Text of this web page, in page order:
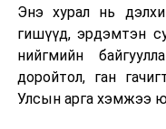
Энэ хурал нь
гишүүд, эрдэмтэн
нийгмийн
доройтол, ган
Улсын арга хэмжээ